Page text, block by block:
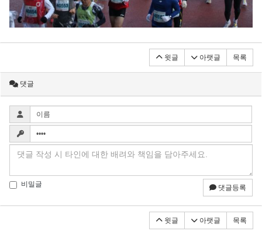
윗글 아랫글 목록
댓글
비밀글 댓글등록
윗글 아랫글 목록